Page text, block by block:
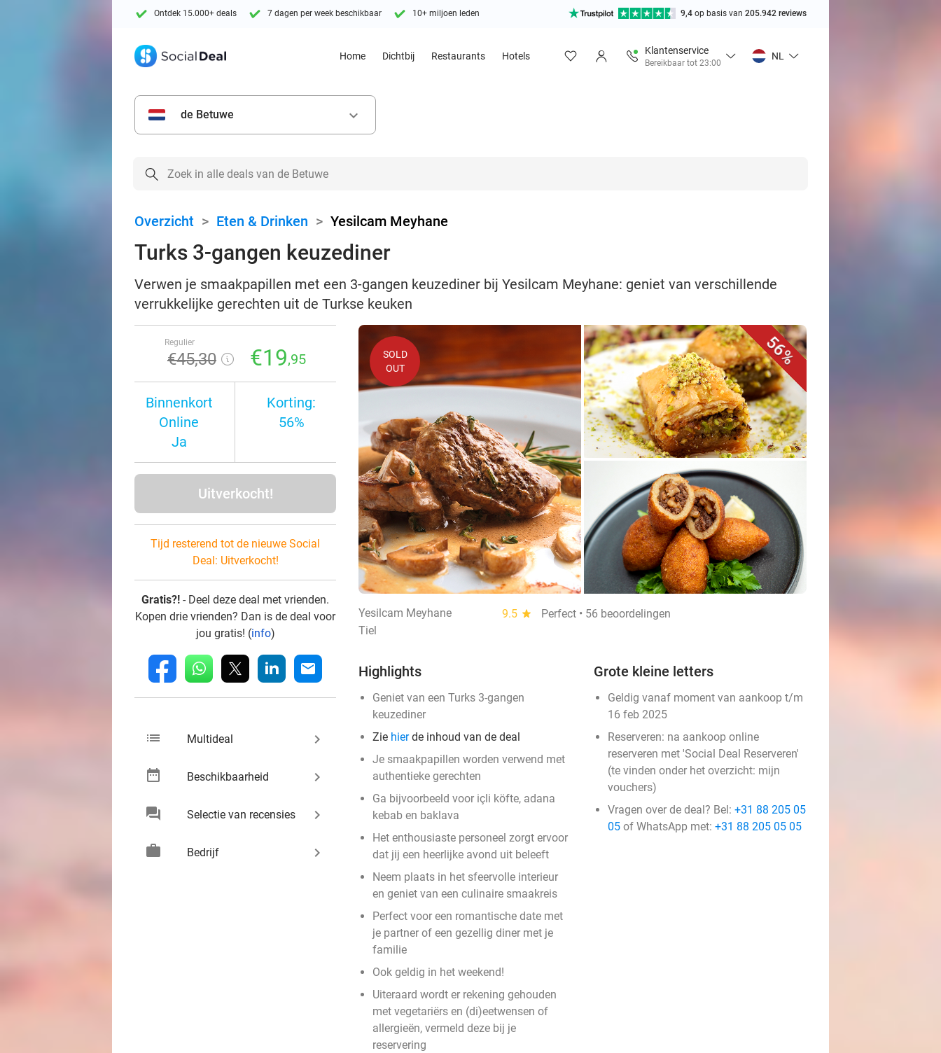
Ontdek 15.000+ deals 7 dagen per week beschikbaar 10+ miljoen leden 9,4 op basis van 205.942 reviews
Home Dichtbij Restaurants Hotels
Klantenservice
Bereikbaar tot 23:00
NL
de Betuwe keyboard_arrow_down
Overzicht > Eten & Drinken > Yesilcam Meyhane
Turks 3-gangen keuzediner
Verwen je smaakpapillen met een 3-gangen keuzediner bij Yesilcam Meyhane: geniet van verschillende
verrukkelijke gerechten uit de Turkse keuken
Regulier
€45,30 €19,95
Binnenkort
Online
Ja
Korting:
56%
Uitverkocht!
Tijd resterend tot de nieuwe Social
Deal: Uitverkocht!
Gratis?! - Deel deze deal met vrienden.
Kopen drie vrienden? Dan is de deal voor
jou gratis! (info)
fb whatsapp linkedin mail
list Multideal keyboard_arrow_right
date_range Beschikbaarheid keyboard_arrow_right
chat Selectie van recensies keyboard_arrow_right
work Bedrijf keyboard_arrow_right
56%
SOLD
OUT
Yesilcam Meyhane 9.5 star
Perfect • 56 beoordelingen
Tiel
Highlights
Geniet van een Turks 3-gangen
keuzediner
Zie hierde inhoud van de deal
Je smaakpapillen worden verwend met
authentieke gerechten
Ga bijvoorbeeld voor içli köfte, adana
kebab en baklava
Het enthousiaste personeel zorgt ervoor
dat jij een heerlijke avond uit beleeft
Neem plaats in het sfeervolle interieur
en geniet van een culinaire smaakreis
Perfect voor een romantische date met
je partner of een gezellig diner met je
familie
Ook geldig in het weekend!
Uiteraard wordt er rekening gehouden
met vegetariërs en (di)eetwensen of
allergieën, vermeld deze bij je
reservering
Grote kleine letters
Geldig vanaf moment van aankoop t/m
16 feb 2025
Reserveren: na aankoop online
reserveren met 'Social Deal Reserveren'
(te vinden onder het overzicht: mijn
vouchers)
Vragen over de deal? Bel: +31 88 205 05
05 of WhatsApp met: +31 88 205 05 05